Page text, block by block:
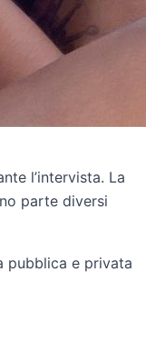
l’intervista. La
parte diversi
pubblica e privata